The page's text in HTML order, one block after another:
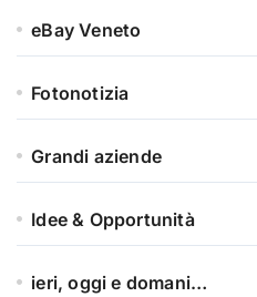
eBay Veneto
Fotonotizia
Grandi aziende
Idee & Opportunità
ieri, oggi e domani…